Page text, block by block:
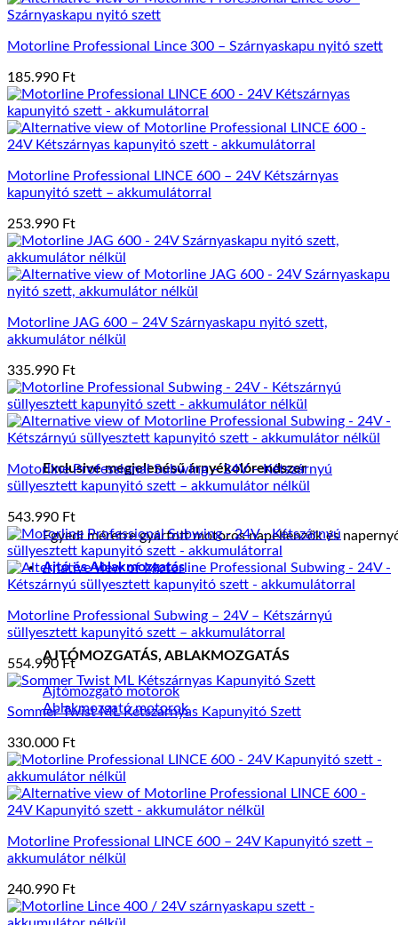
Exclusive megjelenésű árnyékolórendszer
Egyedi méretre gyártott motoros napellenzők és
Ajtó és Ablakmozgatás
AJTÓMOZGATÁS, ABLAKMOZGATÁS
Ajtómozgató motorok
Ablakmozgató motorok
Motorline Professional Lince 300 – Szárnyaskapu nyitó szett
185.990 Ft
Motorline Professional LINCE 600 – 24V Kétszárnyas
kapunyitó szett – akkumulátorral
253.990 Ft
Motorline JAG 600 – 24V Szárnyaskapu nyitó szett,
akkumulátor nélkül
335.990 Ft
Motorline Professional Subwing – 24V – Kétszárnyú
süllyesztett kapunyitó szett – akkumulátor nélkül
543.990 Ft
Motorline Professional Subwing – 24V – Kétszárnyú
süllyesztett kapunyitó szett – akkumulátorral
554.990Ft
Sommer Twist ML Kétszárnyas Kapunyitó Szett
330.000 Ft
Motorline Professional LINCE 600 – 24V Kapunyitó szett –
akkumulátor nélkül
240.990 Ft